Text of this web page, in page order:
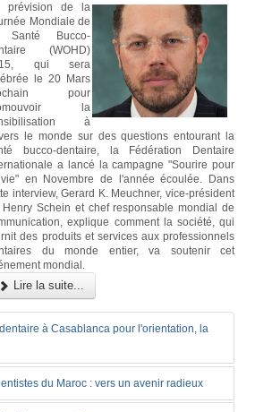
prévision de la
Mondiale de
Santé Bucco-
(WOHD)
qui sera
le 20 Mars
pour
la
à
le monde sur des questions entourant la
bucco-dentaire, la Fédération Dentaire
a lancé la campagne "Sourire pour
en Novembre de l'année écoulée. Dans
interview, Gerard K. Meuchner, vice-président
Schein et chef responsable mondial de
explique comment la société, qui
des produits et services aux professionnels
du monde entier, va soutenir cet
mondial.
Lire la suite...
à Casablanca pour l'orientation, la
du Maroc : vers un avenir radieux